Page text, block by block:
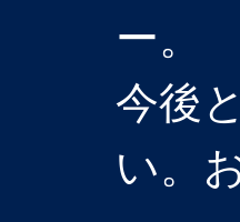
ー。
今後
い。